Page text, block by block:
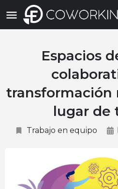
Espacios
transformación
lugar de
Trabajo en equipo